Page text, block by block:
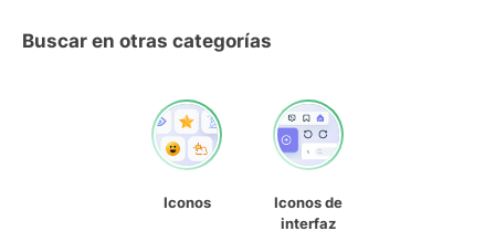
Buscar en otras categorías
Iconos
Iconos de
interfaz